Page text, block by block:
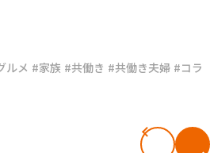
ルメ #家族 #共働き #共働き夫婦 #コラ